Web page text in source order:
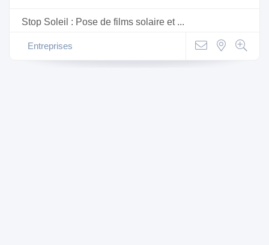
Stop Soleil : Pose de films solaire et ...
Entreprises